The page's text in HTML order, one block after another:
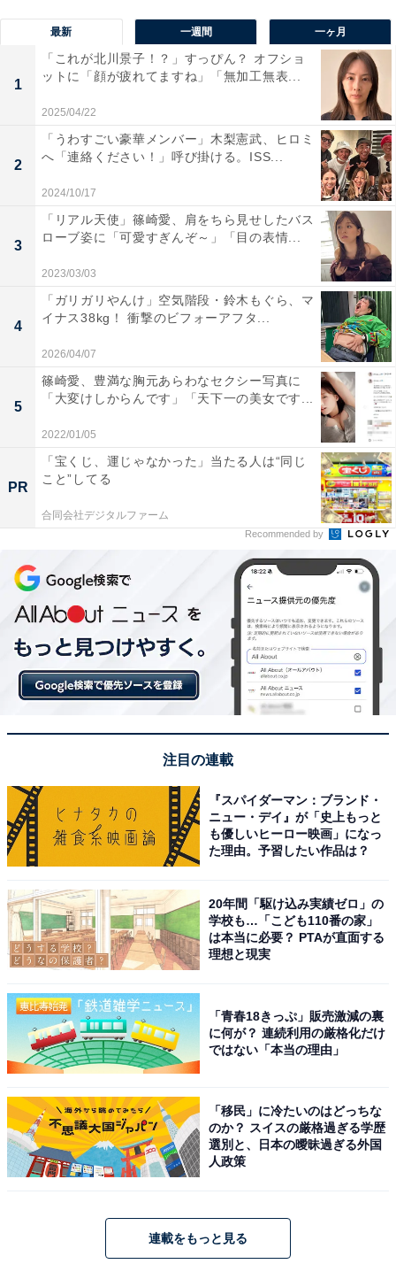
最新 一週間 一ヶ月
1
「これが北川景子！？」すっぴん？ オフショ
ットに「顔が疲れてますね」「無加工無表...
2025/04/22
2
「うわすごい豪華メンバー」木梨憲武、ヒロミ
へ「連絡ください！」呼び掛ける。ISS...
2024/10/17
3
「リアル天使」篠崎愛、肩をちら見せしたバス
ローブ姿に「可愛すぎんぞ～」「目の表情...
2023/03/03
4
「ガリガリやんけ」空気階段・鈴木もぐら、マ
イナス38kg！ 衝撃のビフォーアフタ...
2026/04/07
5
篠崎愛、豊満な胸元あらわなセクシー写真に
「大変けしからんです」「天下一の美女です...
2022/01/05
PR
「宝くじ、運じゃなかった」当たる人は“同じ
こと”してる
合同会社デジタルファーム
Recommended by
注目の連載
『スパイダーマン：ブランド・
ニュー・デイ』が「史上もっと
も優しいヒーロー映画」になっ
た理由。予習したい作品は？
20年間「駆け込み実績ゼロ」の
学校も…「こども110番の家」
は本当に必要？ PTAが直面する
理想と現実
「青春18きっぷ」販売激減の裏
に何が？ 連続利用の厳格化だけ
ではない「本当の理由」
「移民」に冷たいのはどっちな
のか？ スイスの厳格過ぎる学歴
選別と、日本の曖昧過ぎる外国
人政策
連載をもっと見る